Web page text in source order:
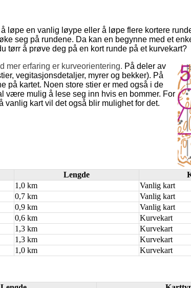
løpe en vanlig løype eller å løpe flere kortere
seg på rundene. Da kan en begynne med et
tørr å prøve deg på en kort runde på et kurvekart?
mer erfaring er kurveorientering. På deler av
vegitasjonsdetaljer, myrer og bekker). På
på kartet. Noen store stier er med også i de
være mulig å lese seg inn hvis en bommer. For
vanlig kart vil det også blir mulighet for det.
Lengde
1,0 km
Vanlig kart
0,7 km
Vanlig kart
0,9 km
Vanlig kart
0,6 km
Kurvekart
1,3 km
Kurvekart
1,3 km
Kurvekart
1,0 km Kurvekart